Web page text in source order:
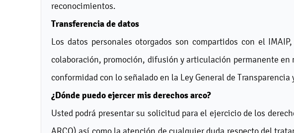
reconocimientos.
Transferencia de datos
Los datos personales otorgados son compartidos con el
colaboración, promoción, difusión y articulación permanente
conformidad con lo señalado en la Ley General de
¿Dónde puedo ejercer mis derechos arco?
Usted podrá presentar su solicitud para el ejercicio de los
ARCO) así como la atención de cualquier duda respecto del